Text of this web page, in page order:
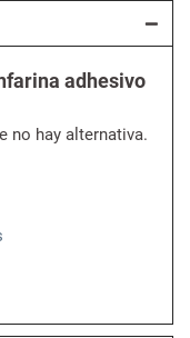
adhesivo
no hay alternativa.